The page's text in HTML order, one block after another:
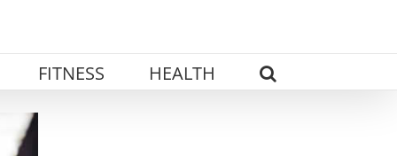
FITNESS HEALTH